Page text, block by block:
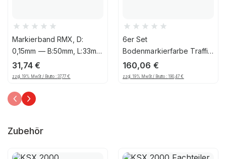
Markierband RMX, D:
0,15mm — B:50mm, L:33m,
PVC, Gelb/Schwarz
31,74€
zzgl. 19% MwSt / Brutto :37,77€
6er Set
Bodenmarkierfarbe Traffic
Extra RMX, 750ml, gelb
160,06 €
zzgl. 19% MwSt / Brutto :190,47€
Zubehör